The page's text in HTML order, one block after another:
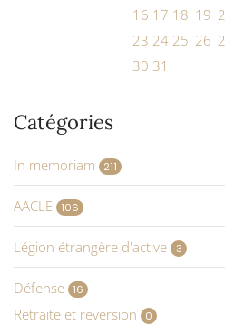
16 17 18 19
23 24 25 26
30 31
Catégories
In memoriam 211
AACLE 106
Légion étrangère d'active 3
Défense 16
Retraite et reversion 0